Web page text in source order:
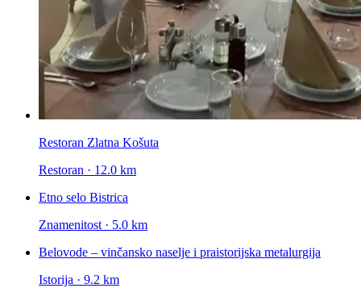
Restoran Zlatna Košuta
Restoran · 12.0 km
Etno selo Bistrica
Znamenitost · 5.0 km
Belovode – vinčansko naselje i praistorijska metalurgija
Istorija · 9.2 km